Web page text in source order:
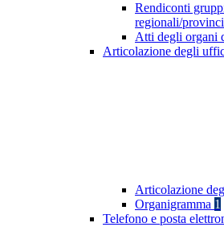
Rendiconti
regionali/
Atti degli organi
Articolazione degli
Articolazione
Organigramma 1
Telefono e posta